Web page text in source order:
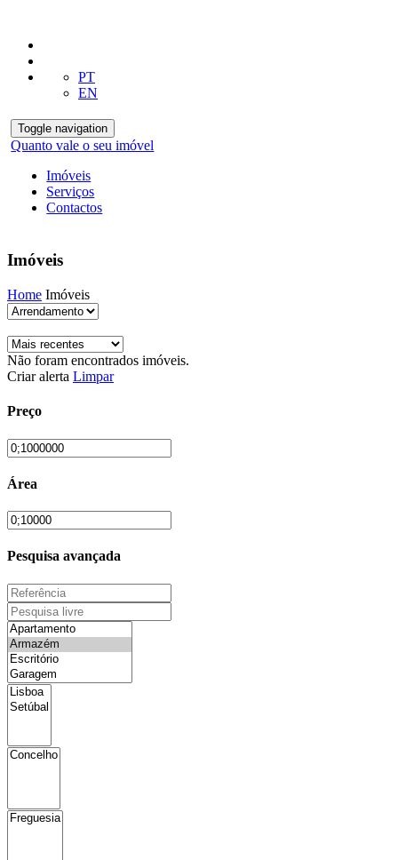
PT
EN
Toggle navigation
Quanto vale o seu imóvel
Imóveis
Serviços
Contactos
Imóveis
Home Imóveis
Não foram encontrados imóveis.
Criar alerta Limpar
Preço
Área
Pesquisa avançada